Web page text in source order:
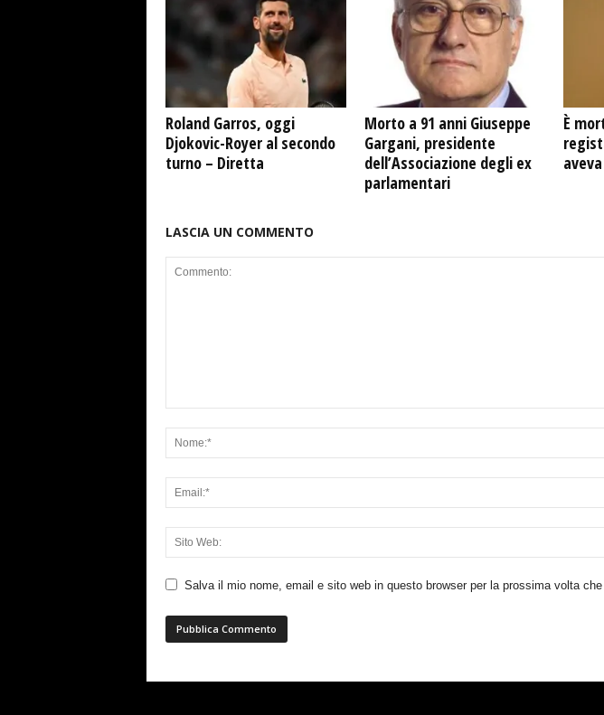
Roland Garros, oggi
Djokovic-Royer al secondo
turno – Diretta
Morto a 91 anni Giuseppe
Gargani, presidente
dell’Associazione degli ex
parlamentari
È
LASCIA UN COMMENTO
Salva il mio nome, email e sito web in questo browser per la prossima volta